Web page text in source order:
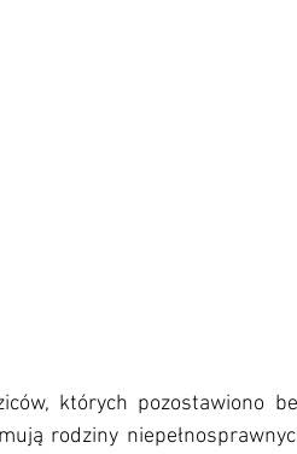
których pozostawiono
rodziny